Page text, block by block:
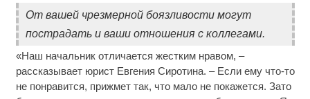
От вашей чрезмерной боязливости могут
пострадать и ваши отношения с коллегами.
«Наш начальник отличается жестким нравом, –
рассказывает юрист Евгения Сиротина. – Если ему что-то
не понравится, прижмет так, что мало не покажется. Зато